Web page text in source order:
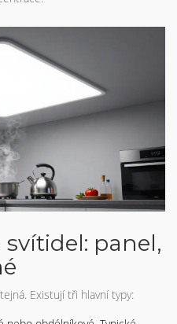
panel,
Existují tři hlavní typy: